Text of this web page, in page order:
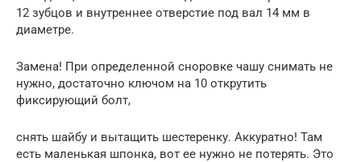
12 зубцов и внутреннее отверстие под вал 14 мм в
диаметре.
Замена! При определенной сноровке чашу снимать не
нужно, достаточно ключом на 10 открутить
фиксирующий болт,
снять шайбу и вытащить шестеренку. Аккуратно! Там
есть маленькая шпонка, вот ее нужно не потерять. Это